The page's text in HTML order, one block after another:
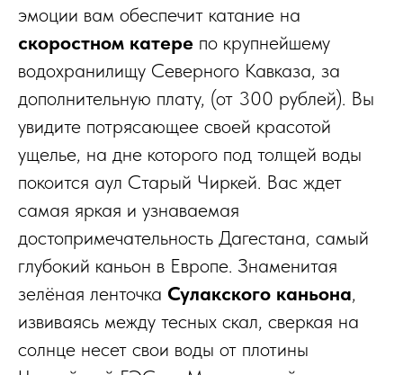
эмоции вам обеспечит катание на
скоростном катере по крупнейшему
водохранилищу Северного Кавказа, за
дополнительную плату, (от 300 рублей). Вы
увидите потрясающее своей красотой
ущелье, на дне которого под толщей воды
покоится аул Старый Чиркей. Вас ждет
самая яркая и узнаваемая
достопримечательность Дагестана, самый
глубокий каньон в Европе. Знаменитая
зелёная ленточка Сулакского каньона,
извиваясь между тесных скал, сверкая на
солнце несет свои воды от плотины